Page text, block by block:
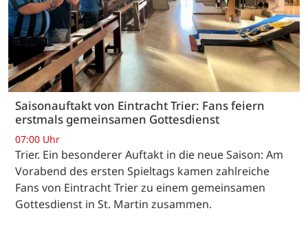
Saisonauftakt von Eintracht Trier: Fans feiern
erstmals gemeinsamen Gottesdienst
07:00 Uhr
Trier. Ein besonderer Auftakt in die neue Saison: Am
Vorabend des ersten Spieltags kamen zahlreiche
Fans von Eintracht Trier zu einem gemeinsamen
Gottesdienst in St. Martin zusammen.